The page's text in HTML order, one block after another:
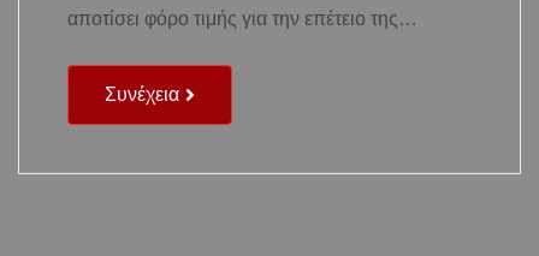
αποτίσει φόρο τιμής για την επέτειο της…
Συνέχεια